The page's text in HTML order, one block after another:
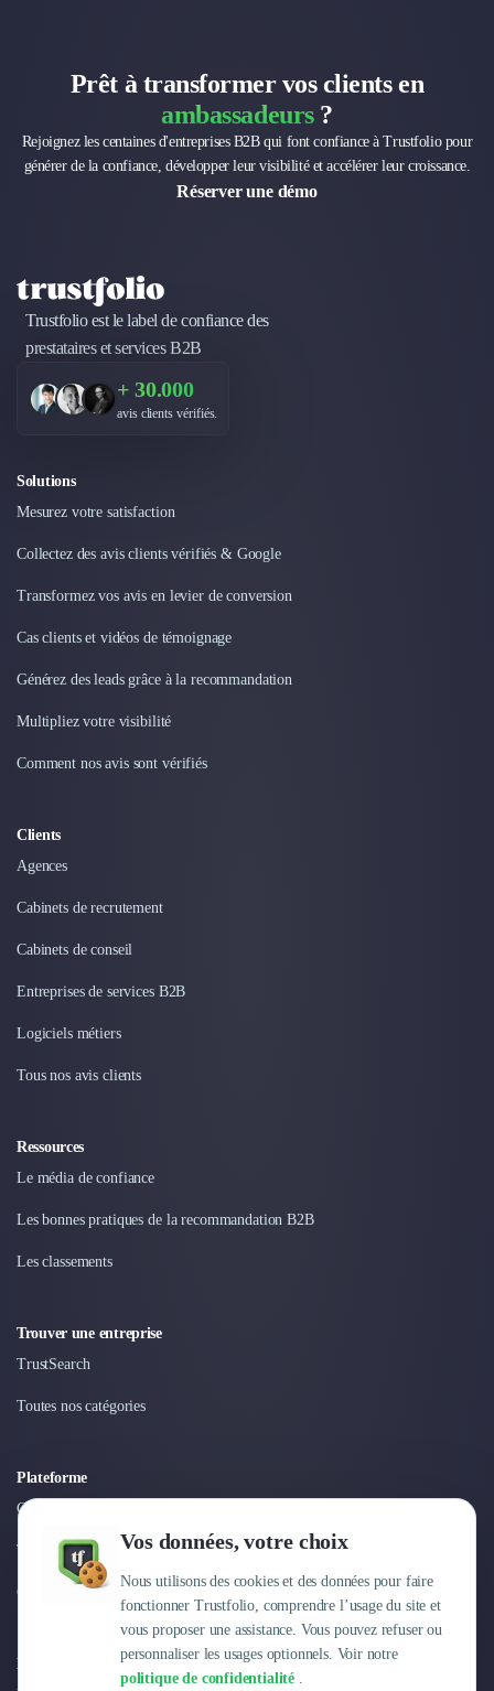
Vos données, votre choix
Nous utilisons des cookies et des données pour faire
fonctionner Trustfolio, comprendre l’usage du site et
vous proposer une assistance. Vous pouvez refuser ou
personnaliser les usages optionnels. Voir notre
politique de confidentialité .
Développement Web
Product Management
Support Client
Téléphonie & Télécommunication
Maintenance et Infogérance
BI, Analytics & Big Data
Graphisme & Illustration
Stratégie Digitale
Développement Logiciel
Création de Site Internet
Développement E-commerce
Logiciel E-Commerce
Réalité Virtuelle (VR)
Bureaux d'Entreprise
Logistique
Traduction
Conception & Aménagement de Bureaux
Sourcing et Imports
Développement à l'international
Autres
Réhabilitation et maintenance
Courtage en Energie
Désinfection & décontamination
Clubs & Réseaux Professionnels
Espaces de Coworking
Prêt à transformer vos clients en
ambassadeurs?
Rejoignez les centaines d'entreprises B2B qui font confiance à Trustfolio pour
générer de la confiance, développer leur visibilité et accélérer leur croissance.
Réserver une démo
Trustfolio est le label de confiance des
prestataires et services B2B
+ 30.000
avis clients vérifiés.
Solutions
Mesurez votre satisfaction
Collectez des avis clients vérifiés & Google
Transformez vos avis en levier de conversion
Cas clients et vidéos de témoignage
Générez des leads grâce à la recommandation
Multipliez votre visibilité
Comment nos avis sont vérifiés
Clients
Agences
Cabinets de recrutement
Cabinets de conseil
Entreprises de services B2B
Logiciels métiers
Tous nos avis clients
Ressources
Le média de confiance
Les bonnes pratiques de la recommandation B2B
Les classements
Trouver une entreprise
TrustSearch
Toutes nos catégories
Plateforme
Connexion
Tarifs
Centre d'aide
Entreprise